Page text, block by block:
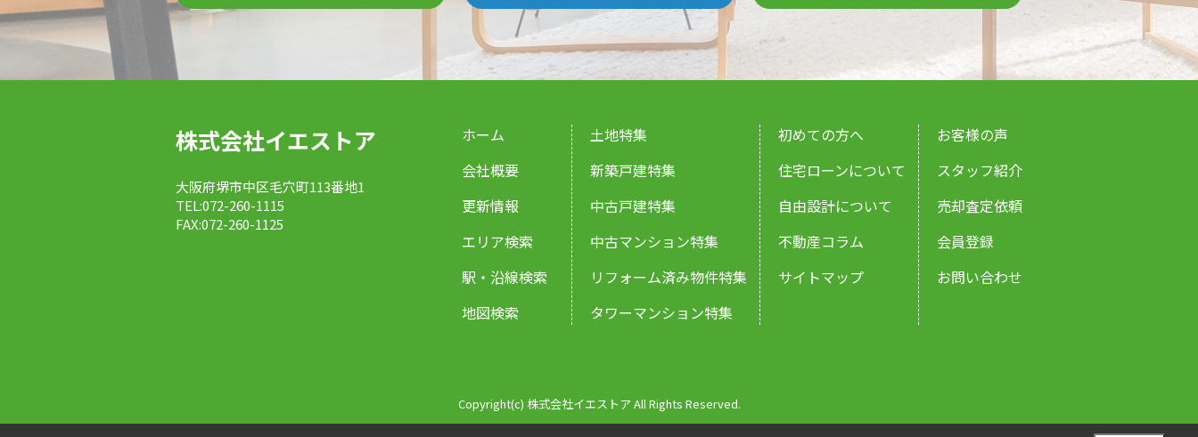
株式会社イエストア
大阪府堺市中区毛穴町113番地1
TEL:072-260-1115
FAX:072-260-1125
ホーム
会社概要
更新情報
エリア検索
駅・沿線検索
地図検索
土地特集
新築戸建特集
中古戸建特集
中古マンション特集
リフォーム済み物件特集
タワーマンション特集
初めての方へ
住宅ローンについて
自由設計について
不動産コラム
サイトマップ
お客様の声
スタッフ紹介
売却査定依頼
会員登録
お問い合わせ
Copyright(c) 株式会社イエストア All Rights Reserved.